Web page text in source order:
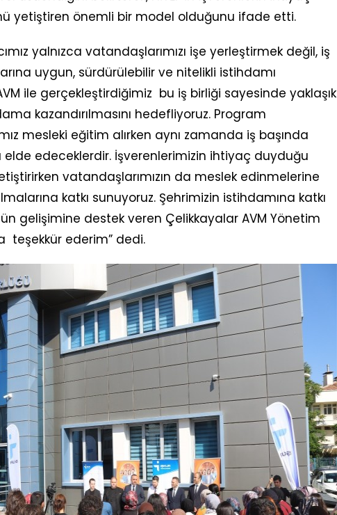
yetiştiren önemli bir model olduğunu ifade etti.
yalnızca vatandaşlarımızı işe yerleştirmek değil, iş
uygun, sürdürülebilir ve nitelikli istihdamı
ile gerçekleştirdiğimiz bu iş birliği sayesinde yaklaşık
kazandırılmasını hedefliyoruz. Program
mesleki eğitim alırken aynı zamanda iş başında
elde edeceklerdir. İşverenlerimizin ihtiyaç duyduğu
vatandaşlarımızın da meslek edinmelerine
katkı sunuyoruz. Şehrimizin istihdamına katkı
gelişimine destek veren Çelikkayalar AVM Yönetim
teşekkür ederim” dedi.